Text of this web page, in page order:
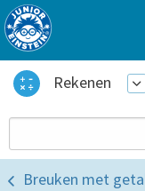
Rekenen
Breuken met